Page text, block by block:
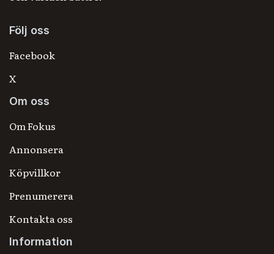
Följ oss
Facebook
X
Om oss
Om Fokus
Annonsera
Köpvillkor
Prenumerera
Kontakta oss
Information